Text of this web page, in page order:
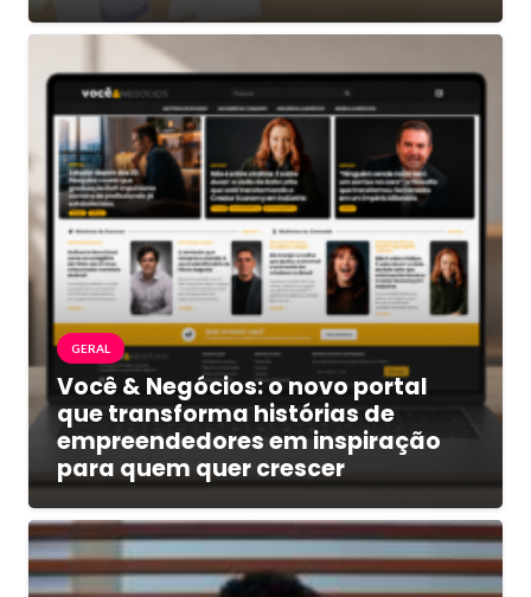
GERAL
Você & Negócios: o novo portal
que transforma histórias de
empreendedores em inspiração
para quem quer crescer